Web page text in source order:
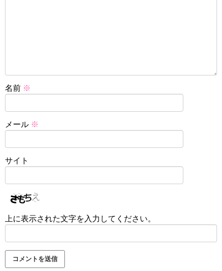
名前 ※
メール ※
サイト
上に表示された文字を入力してください。